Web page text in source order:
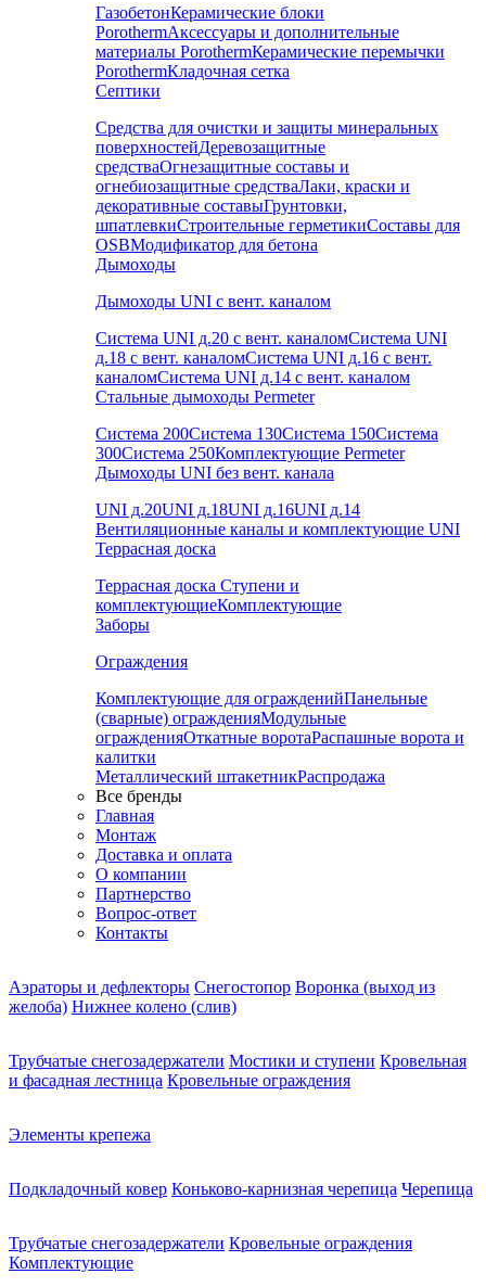
ГазобетонКерамические блоки
PorothermАксессуары и дополнительные
материалы PorothermКерамические перемычки
PorothermКладочная сетка
Септики
Средства для очистки и защиты минеральных
поверхностейДеревозащитные
средстваОгнезащитные составы и
огнебиозащитные средстваЛаки, краски и
декоративные составыГрунтовки,
шпатлевкиСтроительные герметикиСоставы для
OSBМодификатор для бетона
Дымоходы
Дымоходы UNI с вент. каналом
Система UNI д.20 с вент. каналомСистема UNI
д.18 с вент. каналомСистема UNI д.16 с вент.
каналомСистема UNI д.14 с вент. каналом
Стальные дымоходы Permeter
Система 200Система 130Система 150Система
300Система 250Комплектующие Permeter
Дымоходы UNI без вент. канала
UNI д.20UNI д.18UNI д.16UNI д.14
Вентиляционные каналы и комплектующие UNI
Террасная доска
Террасная доска Ступени и
комплектующиеКомплектующие
Заборы
Ограждения
Комплектующие для огражденийПанельные
(сварные) огражденияМодульные
огражденияОткатные воротаРаспашные ворота и
калитки
Металлический штакетникРаспродажа
Все бренды
Главная
Монтаж
Доставка и оплата
О компании
Партнерство
Вопрос-ответ
Контакты
Аэраторы и дефлекторы Снегостопор Воронка (выход из
желоба) Нижнее колено (слив)
Трубчатые снегозадержатели Мостики и ступени Кровельная
и фасадная лестница Кровельные ограждения
Элементы крепежа
Подкладочный ковер Коньково-карнизная черепица Черепица
Трубчатые снегозадержатели Кровельные ограждения
Комплектующие